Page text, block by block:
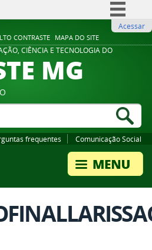
CONTRASTE MAPA DO SITE
Comunica BR
Participe
Legislação
Acessar
CIÊNCIA E TECNOLOGIA DO
MG
frequentes Comunicação Social